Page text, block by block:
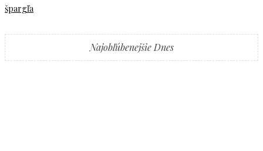
špargľa
Najobľúbenejšie Dnes